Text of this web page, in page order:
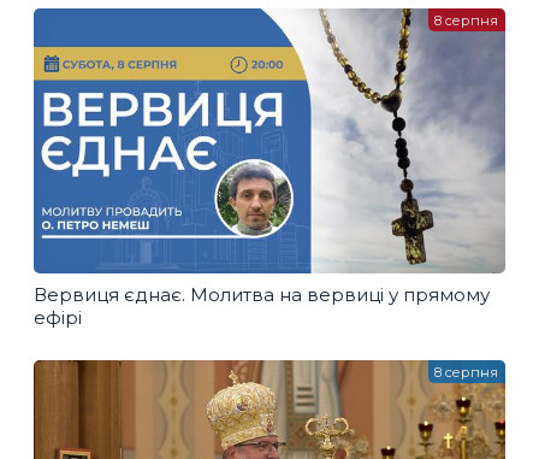
Вервиця єднає. Молитва на вервиці у прямому
ефірі
8 серпня
8 серпня